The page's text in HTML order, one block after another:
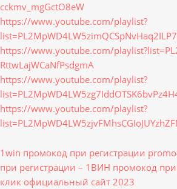
cckmv_mgGctO8eW
https://www.youtube.com/playlist?
https://www.youtube.com/
RttwLajWCaNfPsdgmA
https://www.youtube.com/playlist?
https://www.youtube.com/playlist?
1win промокод при регистрации
при регистрации – 1ВИН промокод
клик официальный сайт 2023